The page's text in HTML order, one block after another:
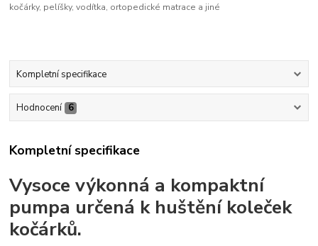
kočárky, pelíšky, vodítka, ortopedické matrace a jiné
Kompletní specifikace
Hodnocení 6
Kompletní specifikace
Vysoce výkonná a kompaktní
pumpa určená k huštění koleček
kočárků.